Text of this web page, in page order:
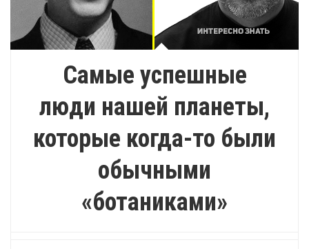
Самые успешные
люди нашей планеты,
которые когда-то были
обычными
«ботаниками»